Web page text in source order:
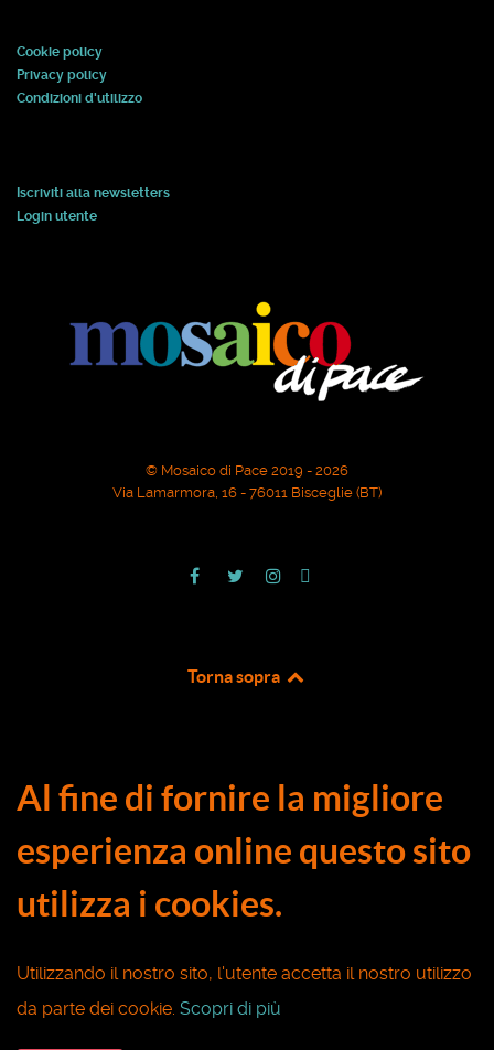
Cookie policy
Privacy policy
Condizioni d'utilizzo
Iscriviti alla newsletters
Login utente
© Mosaico di Pace 2019 - 2026
Via Lamarmora, 16 - 76011 Bisceglie (BT)
Torna sopra
Al fine di fornire la migliore
esperienza online questo sito
utilizza i cookies.
Utilizzando il nostro sito, l'utente accetta il nostro utilizzo
da parte dei cookie. Scopri di più